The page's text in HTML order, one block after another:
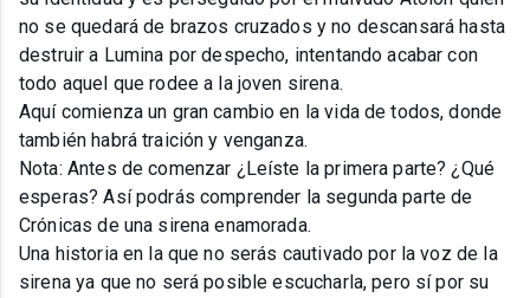
no se quedará de brazos cruzados y no descansará hasta
destruir a Lumina por despecho, intentando acabar con
todo aquel que rodee a la joven sirena.
Aquí comienza un gran cambio en la vida de todos, donde
también habrá traición y venganza.
Nota: Antes de comenzar ¿Leíste la primera parte? ¿Qué
esperas? Así podrás comprender la segunda parte de
Crónicas de una sirena enamorada.
Una historia en la que no serás cautivado por la voz de la
sirena ya que no será posible escucharla, pero sí por su